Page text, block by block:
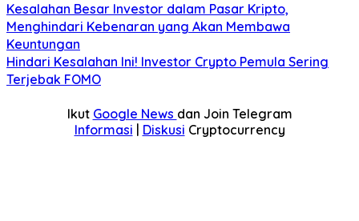
Kesalahan Besar Investor dalam Pasar Kripto,
Menghindari Kebenaran yang Akan Membawa
Keuntungan
Hindari Kesalahan Ini! Investor Crypto Pemula Sering
Terjebak FOMO
Ikut Google News dan Join Telegram
Informasi | Diskusi Cryptocurrency